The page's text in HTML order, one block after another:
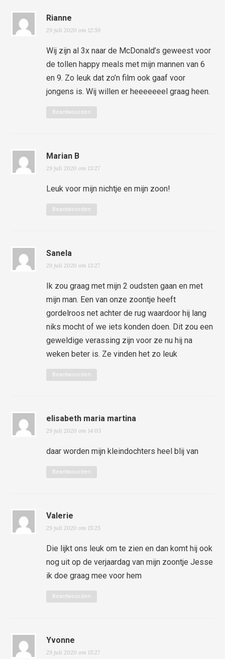
Rianne
29 juli 2020 om 12:59
Wij zijn al 3x naar de McDonald’s geweest voor
de tollen happy meals met mijn mannen van 6
en 9. Zo leuk dat zo’n film ook gaaf voor
jongens is. Wij willen er heeeeeeel graag heen.
Beantwoorden
Marian B
29 juli 2020 om 13:27
Leuk voor mijn nichtje en mijn zoon!
Beantwoorden
Sanela
29 juli 2020 om 13:27
Ik zou graag met mijn 2 oudsten gaan en met
mijn man. Een van onze zoontje heeft
gordelroos net achter de rug waardoor hij lang
niks mocht of we iets konden doen. Dit zou een
geweldige verassing zijn voor ze nu hij na
weken beter is. Ze vinden het zo leuk
Beantwoorden
elisabeth maria martina
29 juli 2020 om 14:03
daar worden mijn kleindochters heel blij van
Beantwoorden
Valerie
29 juli 2020 om 15:25
Die lijkt ons leuk om te zien en dan komt hij ook
nog uit op de verjaardag van mijn zoontje Jesse
ik doe graag mee voor hem
Beantwoorden
Yvonne
29 juli 2020 om 15:27